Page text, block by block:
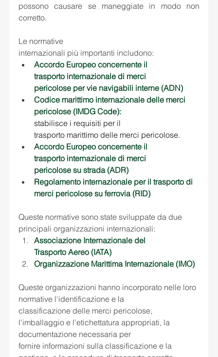
possono causare se maneggiate in modo non
corretto.
Le normative
internazionali più importanti includono:
Accordo Europeo concernente il
trasporto internazionale di merci
pericolose per vie navigabili interne (ADN)
Codice marittimo internazionale delle merci
pericolose (IMDG Code):
stabilisce i requisiti per il
trasporto marittimo delle merci pericolose.
Accordo Europeo concernente il
trasporto internazionale di merci
pericolose su strada (ADR)
Regolamento internazionale per il trasporto di
merci pericolose su ferrovia (RID)
Queste normative sono state sviluppate da due
principali organizzazioni internazionali:
Associazione Internazionale del
Trasporto Aereo (IATA)
Organizzazione Marittima Internazionale (IMO)
Queste organizzazioni hanno incorporato nelle loro
normative l'identificazione e la
classificazione delle merci pericolose,
l'imballaggio e l'etichettatura appropriati, la
documentazione necessaria per
fornire informazioni sulla classificazione e la